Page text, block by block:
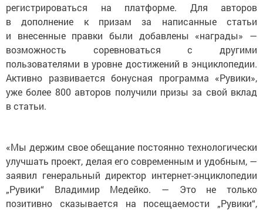
регистрироваться на платформе. Для авторов
в дополнение к призам за написанные статьи
и внесенные правки были добавлены «награды» —
возможность соревноваться с другими
пользователями в уровне достижений в энциклопедии.
Активно развивается бонусная программа «Рувики»,
уже более 800 авторов получили призы за свой вклад
в статьи.
«Мы держим свое обещание постоянно технологически
улучшать проект, делая его современным и удобным, —
заявил генеральный директор интернет-энциклопедии
„Рувики“ Владимир Медейко. — Это не только
позитивно сказывается на посещаемости „Рувики“,